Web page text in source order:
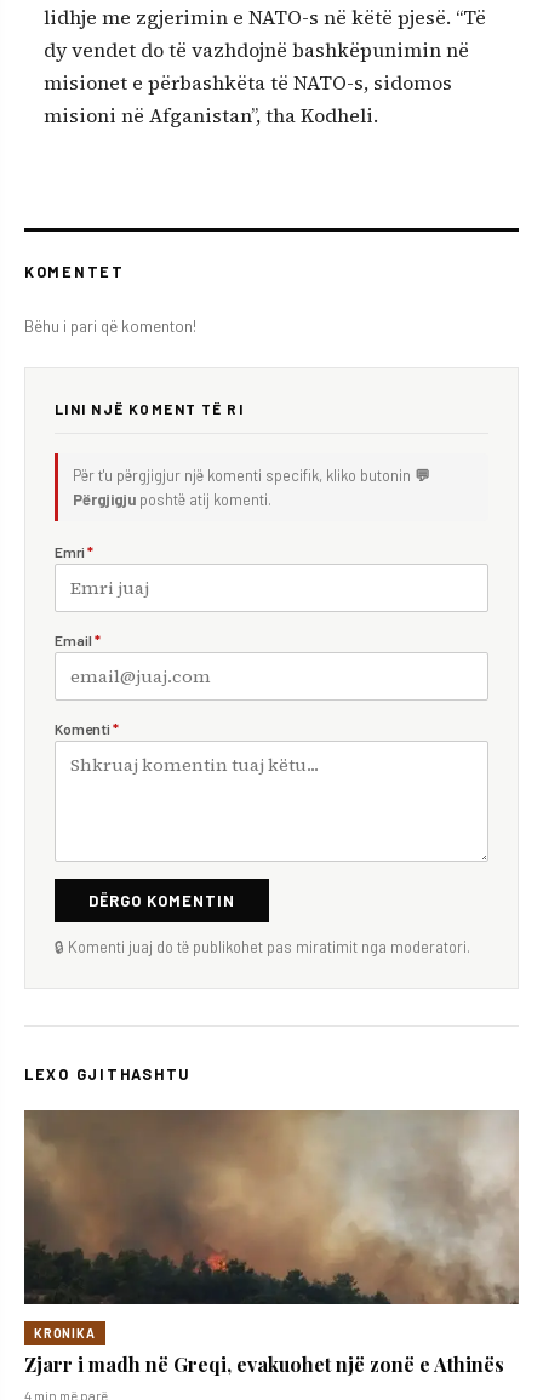
lidhje me zgjerimin e NATO-s në këtë pjesë. “Të
dy vendet do të vazhdojnë bashkëpunimin në
misionet e përbashkëta të NATO-s, sidomos
misioni në Afganistan”, tha Kodheli.
KOMENTET
Bëhu i pari që komenton!
LINI NJË KOMENT TË RI
Për t'u përgjigjur një komenti specifik, kliko butonin 💬
Përgjigju poshtë atij komenti.
Emri *
Email *
Komenti *
DËRGO KOMENTIN
🔒 Komenti juaj do të publikohet pas miratimit nga moderatori.
LEXO GJITHASHTU
KRONIKA
Zjarr i madh në Greqi, evakuohet një zonë e Athinës
4 min më parë